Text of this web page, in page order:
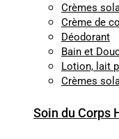
Crèmes
Crème de
Déodorant
Bain et
Lotion, lait
Crèmes
Soin du Corps